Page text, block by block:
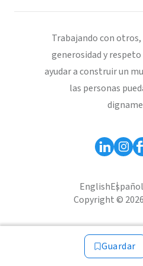
Guardar
Trabajando con
generosidad y
ayudar a construir un
las personas
EnglishEspañol
Copyright ©